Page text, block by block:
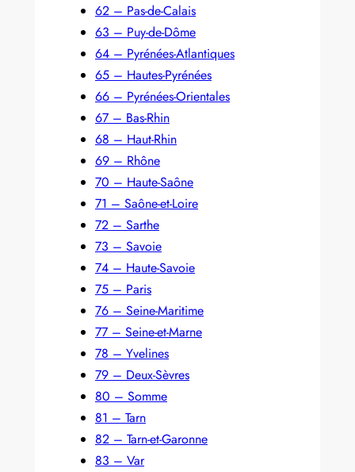
62 – Pas-de-Calais
63 – Puy-de-Dôme
64 – Pyrénées-Atlantiques
65 – Hautes-Pyrénées
66 – Pyrénées-Orientales
67 – Bas-Rhin
68 – Haut-Rhin
69 – Rhône
70 – Haute-Saône
71 – Saône-et-Loire
72 – Sarthe
73 – Savoie
74 – Haute-Savoie
75 – Paris
76 – Seine-Maritime
77 – Seine-et-Marne
78 – Yvelines
79 – Deux-Sèvres
80 – Somme
81 – Tarn
82 – Tarn-et-Garonne
83 – Var